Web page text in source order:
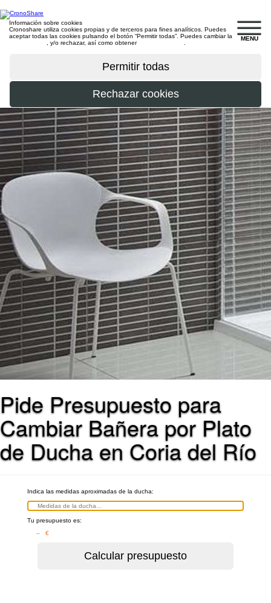
MENU
Información sobre cookies
Cronoshare utiliza cookies propias y de terceros para fines analíticos. Puedes
aceptar todas las cookies pulsando el botón “Permitir todas”. Puedes cambiar la
, y/o rechazar, así como obtener
Pide Presupuesto para
Cambiar Bañera por Plato
de Ducha en Coria del Río
Indica las medidas aproximadas de la ducha:
Tu presupuesto es:
– €